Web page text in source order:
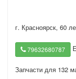
г. Красноярск, 60
79632680787
Запчасти для 132